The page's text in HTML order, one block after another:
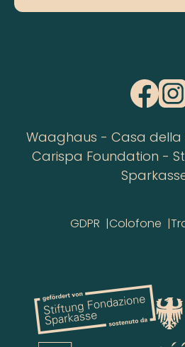
Waaghaus - Casa della
Carispa Foundation -
GDPR Colofone